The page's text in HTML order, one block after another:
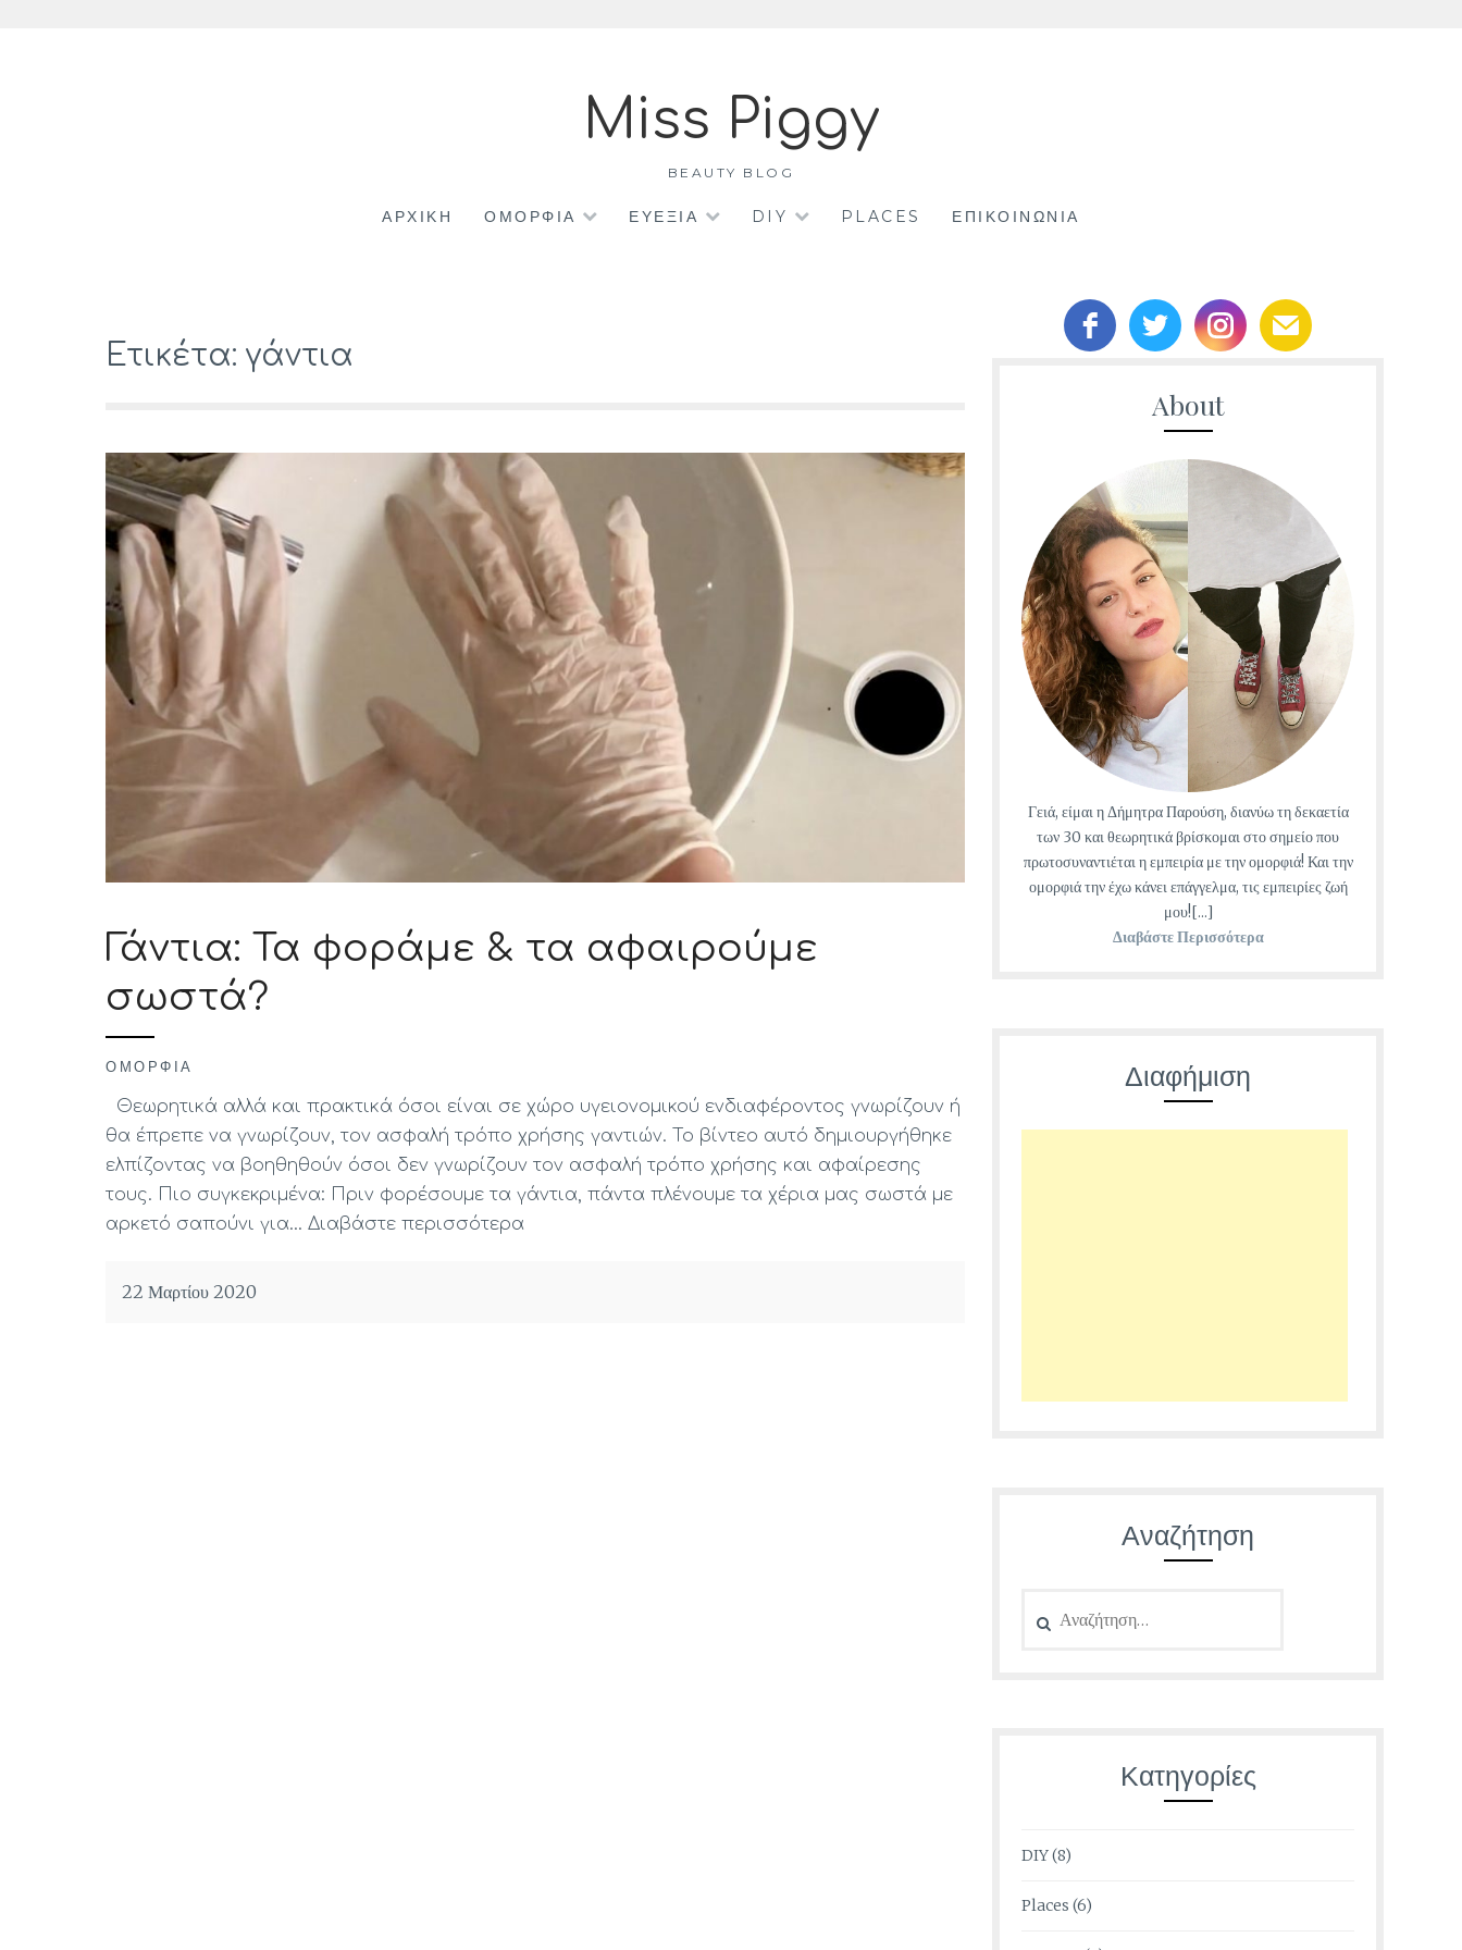
Miss Piggy
BEAUTY BLOG
ΑΡΧΙΚΗ ΟΜΟΡΦΙΑ ΕΥΕΞΙΑ DIY PLACES ΕΠΙΚΟΙΝΩΝΊΑ
Ετικέτα: γάντια
Γάντια: Τα φοράμε & τα αφαιρούμε
σωστά?
ΟΜΟΡΦΙΆ
Θεωρητικά αλλά και πρακτικά όσοι είναι σε χώρο υγειονομικού ενδιαφέροντος γνωρίζουν ή
θα έπρεπε να γνωρίζουν, τον ασφαλή τρόπο χρήσης γαντιών. Το βίντεο αυτό δημιουργήθηκε
ελπίζοντας να βοηθηθούν όσοι δεν γνωρίζουν τον ασφαλή τρόπο χρήσης και αφαίρεσης
τους. Πιο συγκεκριμένα: Πριν φορέσουμε τα γάντια, πάντα πλένουμε τα χέρια μας σωστά με
αρκετό σαπούνι για… Διαβάστε περισσότερα
22 Μαρτίου 2020
About
Γειά, είμαι η Δήμητρα Παρούση, διανύω τη δεκαετία
των 30 και θεωρητικά βρίσκομαι στο σημείο που
πρωτοσυναντιέται η εμπειρία με την ομορφιά! Και την
ομορφιά την έχω κάνει επάγγελμα, τις εμπειρίες ζωή
μου![...]
Διαβάστε Περισσότερα
Διαφήμιση
Αναζήτηση
για:
Κατηγορίες
DIY(8)
Places (6)